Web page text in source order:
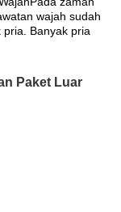
wajah sudah
pria. Banyak pria
Paket Luar